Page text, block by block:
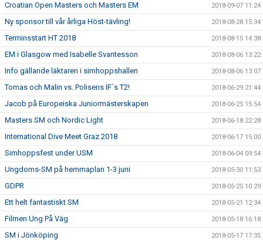
Croatian Open Masters och Masters EM 2018-09-07 11:24
Ny sponsor till vår årliga Höst-tävling! 2018-08-28 15:34
Terminsstart HT 2018 2018-08-15 14:38
EM i Glasgow med Isabelle Svantesson 2018-08-06 13:22
Info gällande läktaren i simhoppshallen 2018-08-06 13:07
Tomas och Malin vs. Polisens IF´s T2! 2018-06-29 21:44
Jacob på Europeiska Juniormästerskapen 2018-06-25 15:54
Masters SM och Nordic Light 2018-06-18 22:28
International Dive Meet Graz 2018 2018-06-17 15:00
Simhoppsfest under USM 2018-06-04 09:54
Ungdoms-SM på hemmaplan 1-3 juni 2018-05-30 11:53
GDPR 2018-05-25 10:29
Ett helt fantastiskt SM 2018-05-21 12:34
Filmen Ung På Väg 2018-05-18 16:18
SM i Jönköping 2018-05-17 17:35